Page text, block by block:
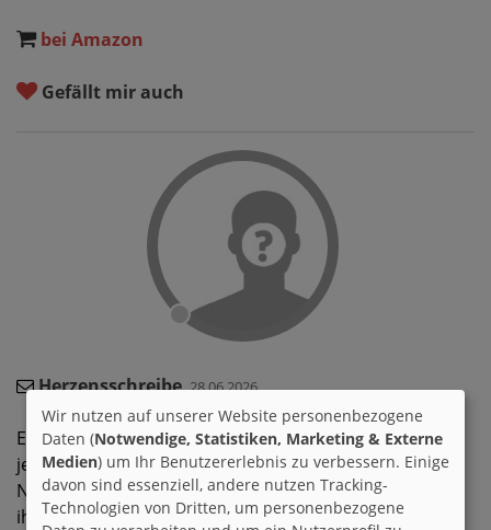
bei Amazon
Gefällt mir auch
Herzensschreibe 28.06.2026
Eine sehr zauberhafte Filmsammlung, die man sich
jederzeit anschauen kann. Man taucht jedes Mal aufs
Neue in diese wundervolle Welt ein und lässt sich von
ihrer Magie verzaubern.
Wir nutzen auf unserer Website personenbezogene
Daten (Notwendige, Statistiken, Marketing & Externe
Medien) um Ihr Benutzererlebnis zu verbessern. Einige
davon sind essenziell, andere nutzen Tracking-
Technologien von Dritten, um personenbezogene